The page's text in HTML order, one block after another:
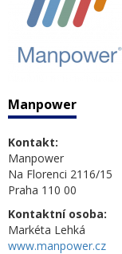
Manpower
Kontakt:
Manpower
Na Florenci 2116/15
Praha 110 00
Kontaktní osoba:
Markéta Lehká
www.manpower.cz